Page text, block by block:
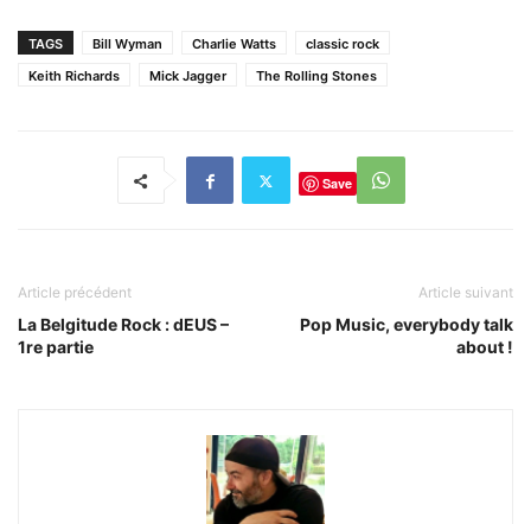
TAGS Bill Wyman Charlie Watts
classic rock
Keith Richards
Mick Jagger The Rolling Stones
Save
Article précédent
La Belgitude Rock : dEUS –
1re partie
Article suivant
Pop Music, everybody talk
about !